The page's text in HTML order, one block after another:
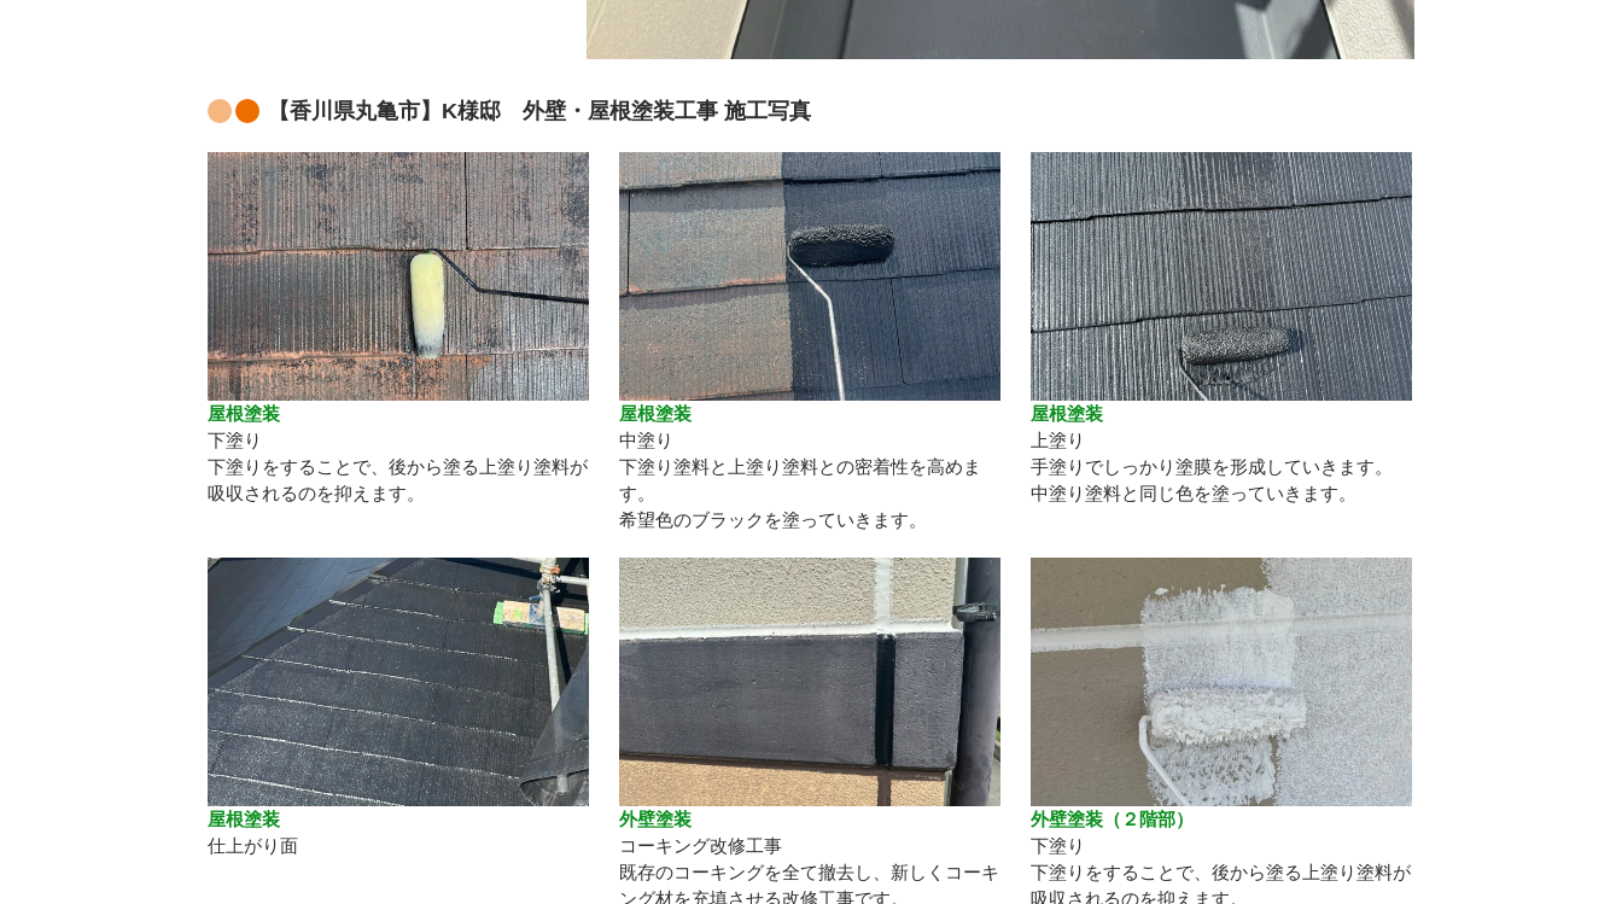
【香川県丸亀市】K様邸 外壁・屋根塗装工事 施工写真
屋根塗装
下塗り
下塗りをすることで、後から塗る上塗り塗料が
吸収されるのを抑えます。
屋根塗装
中塗り
下塗り塗料と上塗り塗料との密着性を高めま
す。
希望色のブラックを塗っていきます。
屋根塗装
上塗り
手塗りでしっかり塗膜を形成していきます。
中塗り塗料と同じ色を塗っていきます。
屋根塗装
仕上がり面
外壁塗装
コーキング改修工事
既存のコーキングを全て撤去し、新しくコーキ
ング材を充填させる改修工事です。
外壁塗装（２階部）
下塗り
下塗りをすることで、後から塗る上塗り塗料が
吸収されるのを抑えます。